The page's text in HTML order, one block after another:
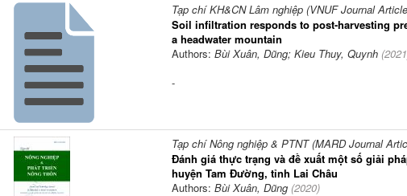
Tạp chí KH&CN Lâm nghiệp (VNUF Journal
Soil infiltration responds to post-harvesting
a headwater mountain
Authors: Bùi Xuân, Dũng; Kieu Thuy, Quynh (2021
-
Tạp chí Nông nghiệp & PTNT (MARD Journal
Đánh giá thực trạng và đề xuất một số giải
huyện Tam Đường, tỉnh Lai Châu
Authors: Bùi Xuân, Dũng (2020)